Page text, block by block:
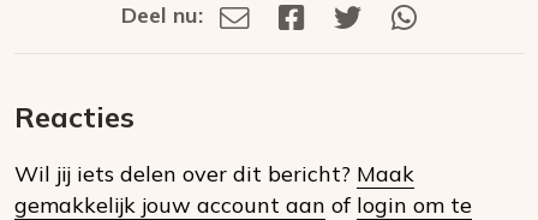
Deel
social
Deel nu:
Deel
Deel
Deel
Reacties
Wil jij iets delen over dit bericht? Maak
gemakkelijk jouw account aan of login om te